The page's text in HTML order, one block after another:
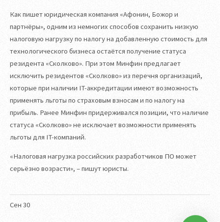
Сен 30
Как пишет юридическая компания «Афонин, Божор и
партнёры», одним из немногих способов сохранить низкую
налоговую нагрузку по налогу на добавленную стоимость для
технологического бизнеса остаётся получение статуса
резидента «Сколково». При этом Минфин предлагает
исключить резидентов «Сколково» из перечня организаций,
которые при наличии IT-аккредитации имеют возможность
применять льготы по страховым взносам и по налогу на
прибыль. Ранее Минфин придерживался позиции, что наличие
статуса «Сколково» не исключает возможности применять
льготы для IT-компаний.
«Налоговая нагрузка российских разработчиков ПО может
серьёзно возрасти», – пишут юристы.